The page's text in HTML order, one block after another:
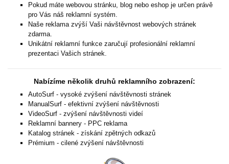
Pokud máte webovou stránku, blog nebo eshop je určen právě
pro Vás náš reklamní systém.
Naše reklama zvýší Vaši návštěvnost webových stránek
zdarma.
Unikátní reklamní funkce zaručují profesionální reklamní
prezentaci Vašich stránek.
Nabízíme několik druhů reklamního zobrazení:
AutoSurf - vysoké zvýšení návštěvnosti stránek
ManualSurf - efektivní zvýšení návštěvnosti
VideoSurf - zvýšení návštěvnosti videí
Reklamní bannery - PPC reklama
Katalog stránek - získání zpětných odkazů
Prémium - cilené zvýšení návštěvnosti